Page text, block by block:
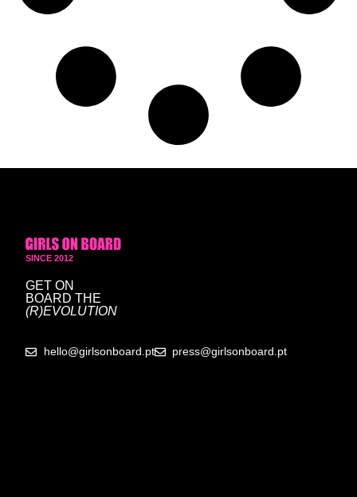
SINCE 2012
GET ON
BOARD THE
(R)EVOLUTION
hello@girlsonboard.pt press@girlsonboard.pt